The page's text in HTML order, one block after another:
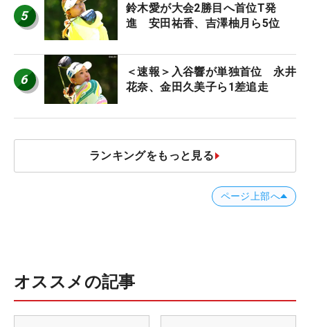
5
鈴木愛が大会2勝目へ首位T発
進 安田祐香、吉澤柚月ら5位
6
＜速報＞入谷響が単独首位 永井
花奈、金田久美子ら1差追走
ランキングをもっと見る
ページ上部へ
オススメの記事